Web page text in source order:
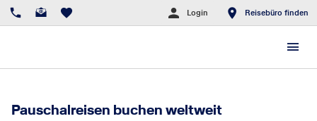
Login Reisebüro finden
Pauschalreisen buchen weltweit